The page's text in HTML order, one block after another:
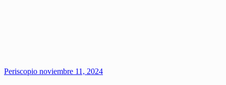
Periscopio noviembre 11, 2024